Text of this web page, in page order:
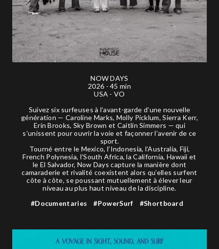
NOW DAYS
2026 - 45 min
USA - VO
Suivez six surfeuses à l’avant-garde d’une nouvelle
génération — Caroline Marks, Molly Picklum, Sierra Kerr,
Erin Brooks, Sky Brown et Caitlin Simmers — qui
s’unissent pour ouvrir la voie et façonner l’avenir de ce
sport.
Tourné entre le Mexico, l’Indonesia, l’Australia, Fiji,
French Polynesia, l’South Africa, la California, Hawaii et
le El Salvador, Now Days capture la manière dont
camaraderie et rivalité coexistent alors qu’elles surfent
côte à côte, se poussant mutuellement à élever leur
niveau au plus haut niveau de la discipline.
#Documentaries
#PowerSurf #Shortboard